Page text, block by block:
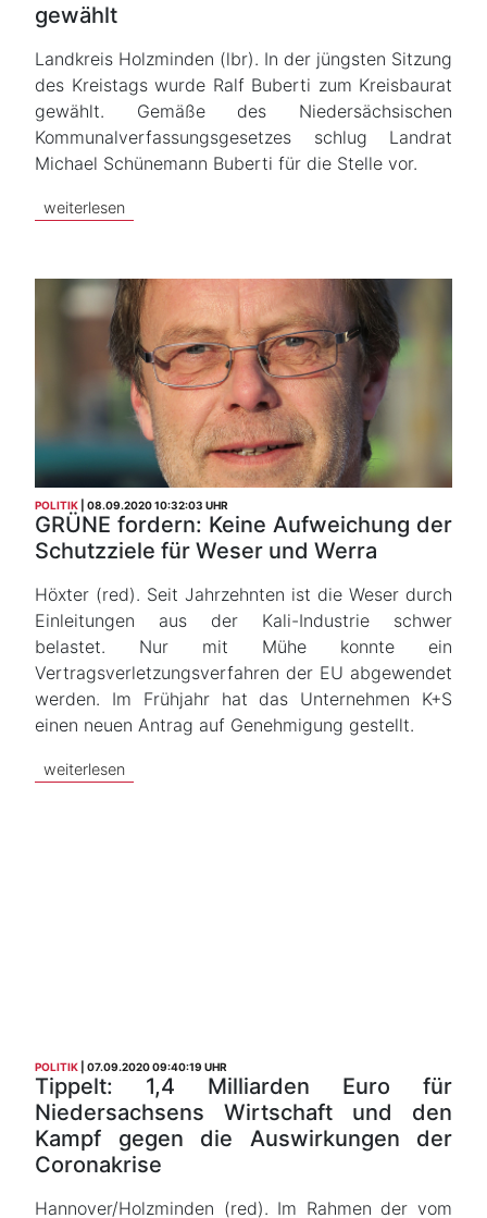
gewählt
Landkreis Holzminden (lbr). In der jüngsten Sitzung
des Kreistags wurde Ralf Buberti zum Kreisbaurat
gewählt. Gemäße des Niedersächsischen
Kommunalverfassungsgesetzes schlug Landrat
Michael Schünemann Buberti für die Stelle vor.
weiterlesen
POLITIK 08.09.2020 10:32:03 UHR
GRÜNE fordern: Keine Aufweichung der
Schutzziele für Weser und Werra
Höxter (red). Seit Jahrzehnten ist die Weser durch
Einleitungen aus der Kali-Industrie schwer
belastet. Nur mit Mühe konnte ein
Vertragsverletzungsverfahren der EU abgewendet
werden. Im Frühjahr hat das Unternehmen K+S
einen neuen Antrag auf Genehmigung gestellt.
weiterlesen
POLITIK 07.09.2020 09:40:19 UHR
Tippelt: 1,4 Milliarden Euro für
Niedersachsens Wirtschaft und den
Kampf gegen die Auswirkungen der
Coronakrise
Hannover/Holzminden (red). Im Rahmen der vom